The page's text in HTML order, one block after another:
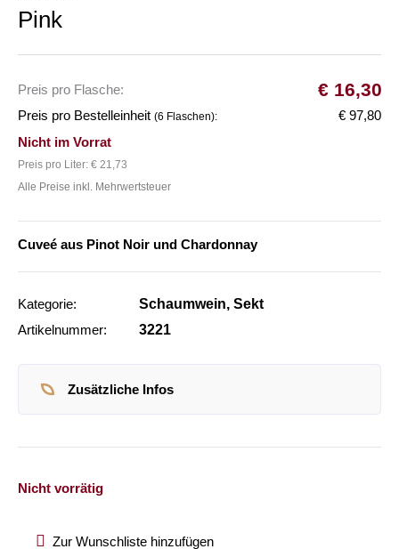
Pink
€ 16,30
Preis pro Flasche:
Preis pro Bestelleinheit (6 Flaschen):
€ 97,80
Nicht im Vorrat
Preis pro Liter: € 21,73
Alle Preise inkl. Mehrwertsteuer
Cuveé aus Pinot Noir und Chardonnay
Kategorie:
Schaumwein, Sekt
Artikelnummer:
3221
Zusätzliche Infos
Nicht vorrätig
Zur Wunschliste hinzufügen